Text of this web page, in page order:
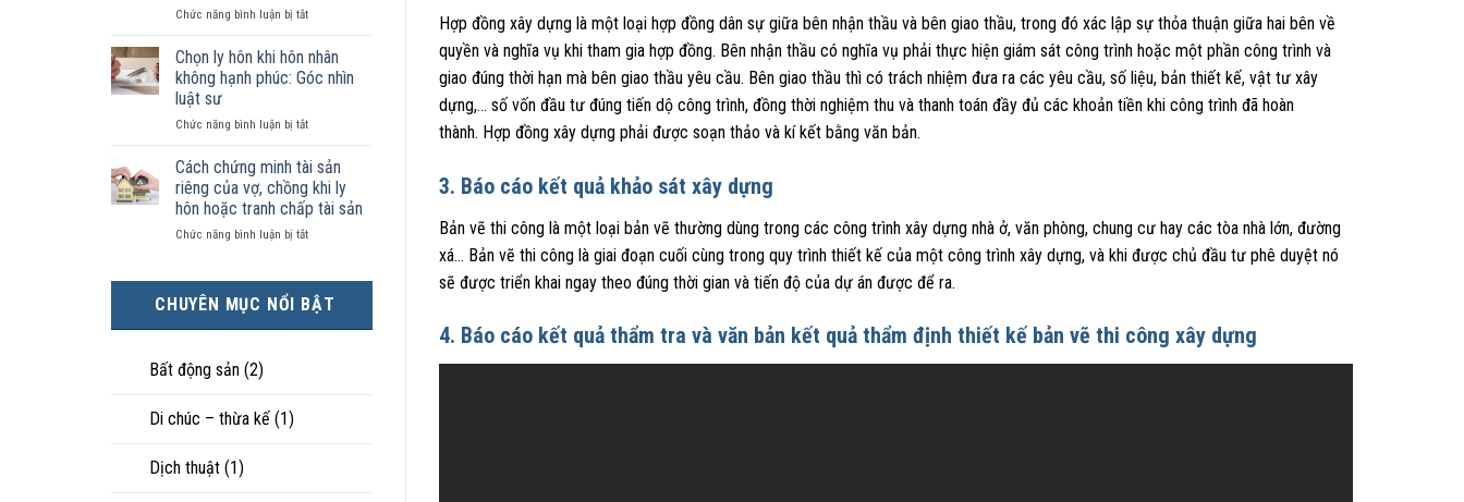
được
luật
công
hôn
thực
tế?
không
ký
kết
hôn
tài
chia
như
nào?
Chức năng bình luận bị tắtở
phải
ai
có
kiện
tế
tốt
hơn
cũng
được
con
Chọn ly hôn khi hôn nhân
không hạnh phúc: Góc nhìn
luật sư
Chức năng bình luận bị tắtở
ly
hôn
khi
hôn
nhân
Góc
nhìn
Cách chứng minh tài sản
riêng của vợ, chồng khi ly
hôn hoặc tranh chấp tài sản
Chức năng bình luận bị tắtở
tài
CHUYÊN MỤC NỔI BẬT
Bất động sản (2)
Di chúc – thừa kế (1)
Dịch thuật (1)
Hợp đồng xây dựng là một loại hợp đồng dân sự giữa bên nhận thầu và bên giao thầu, trong đó xác lập sự thỏa thuận giữa hai bên về
quyền và nghĩa vụ khi tham gia hợp đồng. Bên nhận thầu có nghĩa vụ phải thực hiện giám sát công trình hoặc một phần công trình và
giao đúng thời hạn mà bên giao thầu yêu cầu. Bên giao thầu thì có trách nhiệm đưa ra các yêu cầu, số liệu, bản thiết kế, vật tư xây
dựng,… số vốn đầu tư đúng tiến dộ công trình, đồng thời nghiệm thu và thanh toán đầy đủ các khoản tiền khi công trình đã hoàn
thành. Hợp đồng xây dựng phải được soạn thảo và kí kết bằng văn bản.
3. Báo cáo kết quả khảo sát xây dựng
Bản vẽ thi công là một loại bản vẽ thường dùng trong các công trình xây dựng nhà ở, văn phòng, chung cư hay các tòa nhà lớn, đường
xá… Bản vẽ thi công là giai đoạn cuối cùng trong quy trình thiết kế của một công trình xây dựng, và khi được chủ đầu tư phê duyệt nó
sẽ được triển khai ngay theo đúng thời gian và tiến độ của dự án được để ra.
4. Báo cáo kết quả thẩm tra và văn bản kết quả thẩm định thiết kế bản vẽ thi công xây dựng